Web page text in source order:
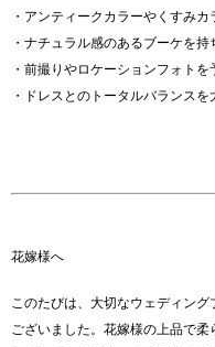
・アンティークカラーやくすみ
・ナチュラル感のあるブーケを持
・前撮りやロケーションフォト
・ドレスとのトータルバランス
花嫁様へ
このたびは、大切なウェディン
ございました。花嫁様の上品で